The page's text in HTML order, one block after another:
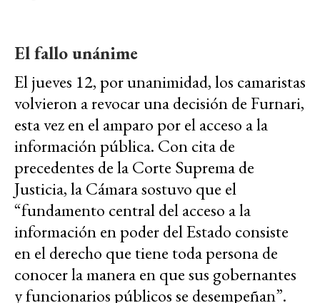
El fallo unánime
El jueves 12, por unanimidad, los camaristas
volvieron a revocar una decisión de Furnari,
esta vez en el amparo por el acceso a la
información pública. Con cita de
precedentes de la Corte Suprema de
Justicia, la Cámara sostuvo que el
“fundamento central del acceso a la
información en poder del Estado consiste
en el derecho que tiene toda persona de
conocer la manera en que sus gobernantes
y funcionarios públicos se desempeñan”.